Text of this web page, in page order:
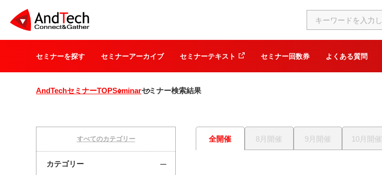
セミナーを探す セミナーアーカイブ セミナーテキスト セミナー回数券 よくある質問
AndTechセミナーTOPSeminarセミナー検索結果
全開催 8月開催 9月開催 10月開催
すべてのカテゴリー
カテゴリー